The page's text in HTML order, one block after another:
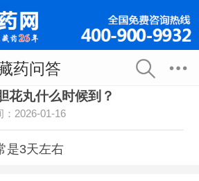
药问答
花丸什么时候到？
：2026-01-16
是3天左右